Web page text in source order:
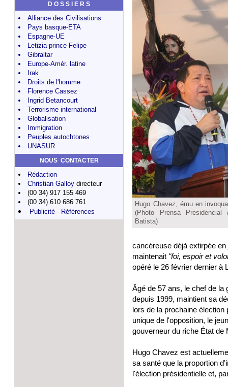
Hugo Chavez, ému en
(Photo Prensa Presidencial
Batista)
cancéreuse déjà extirpée
maintenait "foi, espoir et
opéré le 26 février dernier à
Âgé de 57 ans, le chef de la
depuis 1999, maintient sa
lors de la prochaine
unique de l'opposition, le
gouverneur du riche État de
Hugo Chavez est
sa santé que la proportion
l'élection présidentielle et,
D O S S I E R S
Alliance des Civilisations
Pays basque-ETA
Espagne-UE
Letizia-prince Felipe
Gibraltar
Europe-Amér. latine
Irak
Droits de l'homme
Florence Cassez
Ingrid Betancourt
Terrorisme international
Globalisation
Immigration
Peuples autochtones
UNASUR
NOUS CONTACTER
Rédaction
Christian Galloydirecteur
(00 34) 917 155 469
(00 34) 610 686 761
Publicité- Références